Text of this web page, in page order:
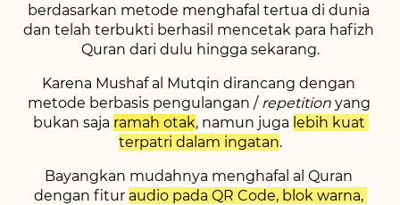
berdasarkan metode menghafal tertua di dunia
dan telah terbukti berhasil mencetak para hafizh
Quran dari dulu hingga sekarang.
Karena Mushaf al Mutqin dirancang dengan
metode berbasis pengulangan / repetition yang
bukan saja ramah otak, namun juga lebih kuat
terpatri dalam ingatan.
Bayangkan mudahnya menghafal al Quran
dengan fitur audio pada QR Code, blok warna,